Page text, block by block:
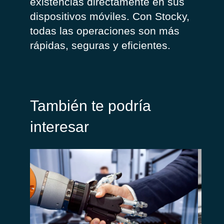
dispositivos móviles. Con Stocky,
todas las operaciones son más
rápidas, seguras y eficientes.
También te podría
interesar